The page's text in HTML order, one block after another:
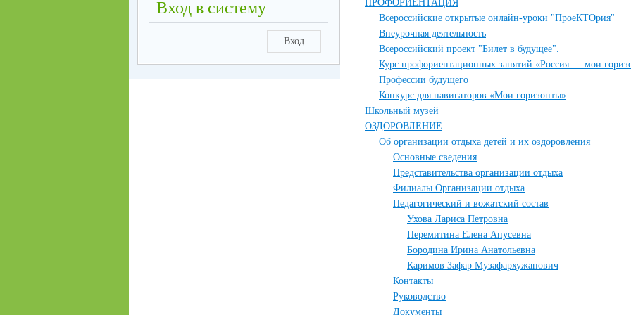
ПРОФОРИЕНТАЦИЯ
Всероссийские открытые онлайн-уроки "ПроеКТОрия"
Внеурочная деятельность
Всероссийский проект "Билет в будущее".
Курс профориентационных занятий «Россия — мои
Профессии будущего
Конкурс для навигаторов «Мои горизонты»
Школьный музей
ОЗДОРОВЛЕНИЕ
Об организации отдыха детей и их оздоровления
Основные сведения
Представительства организации отдыха
Филиалы Организации отдыха
Педагогический и вожатский состав
Ухова Лариса Петровна
Перемитина Елена Апусевна
Бородина Ирина Анатольевна
Каримов Зафар Музафархужанович
Контакты
Руководство
Документы
Вход в систему
Вход